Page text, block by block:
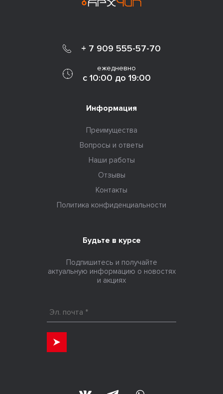
+ 7 909 555-57-70
ежедневно
с 10:00 до 19:00
Информация
Преимущества
Вопросы и ответы
Наши работы
Отзывы
Контакты
Политика конфиденциальности
Будьте в курсе
Подпишитесь и получайте
актуальную информацию о новостях
и акциях